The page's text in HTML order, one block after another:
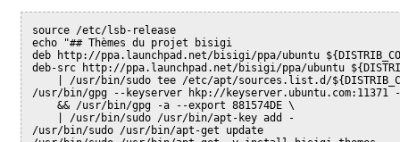
source /etc/lsb-release
echo "## Thèmes du projet bisigi
deb http://ppa.launchpad.net/bisigi/ppa/ubuntu
deb-src http://ppa.launchpad.net/bisigi/ppa/ubuntu
| /usr/bin/sudo tee /etc/apt/sources.list.d/
/usr/bin/gpg --keyserver hkp://keyserver.ubuntu.com:11371
    && /usr/bin/gpg -a --export 881574DE \
    | /usr/bin/sudo /usr/bin/apt-key add -
/usr/bin/sudo /usr/bin/apt-get update